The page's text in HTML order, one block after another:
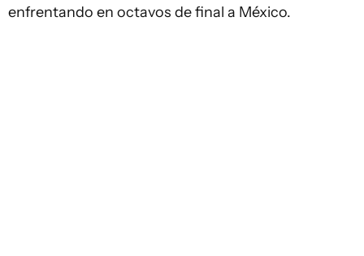
enfrentando en octavos de final a México.